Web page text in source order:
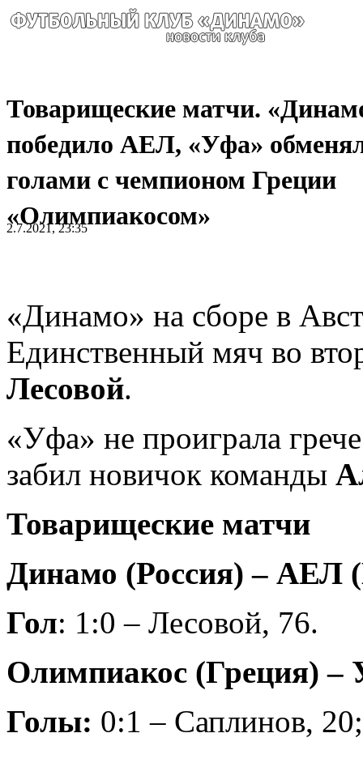
Товарищеские матчи.
победило АЕЛ, «Уфа»
голами с чемпионом Греции
«Олимпиакосом»
2.7.2021, 23:35
«Динамо» на сборе в
Единственный мяч во
Лесовой.
«Уфа» не проиграла
забил новичок команды
Товарищеские матчи
Динамо (Россия) – АЕЛ
Гол: 1:0 – Лесовой, 76.
Олимпиакос (Греция) –
Голы: 0:1 – Саплинов,